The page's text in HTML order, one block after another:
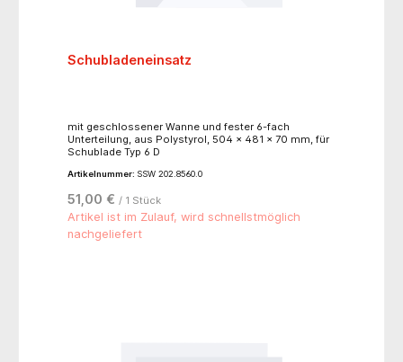
Schubladeneinsatz
mit geschlossener Wanne und fester 6-fach
Unterteilung, aus Polystyrol, 504 x 481 x 70 mm, für
Schublade Typ 6 D
Artikelnummer: SSW 202.8560.0
51,00 € / 1 Stück
Artikel ist im Zulauf, wird schnellstmöglich
nachgeliefert